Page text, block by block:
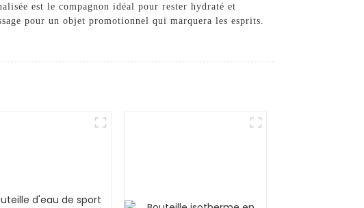
est le compagnon idéal pour rester hydraté et
pour un objet promotionnel qui marquera les esprits.